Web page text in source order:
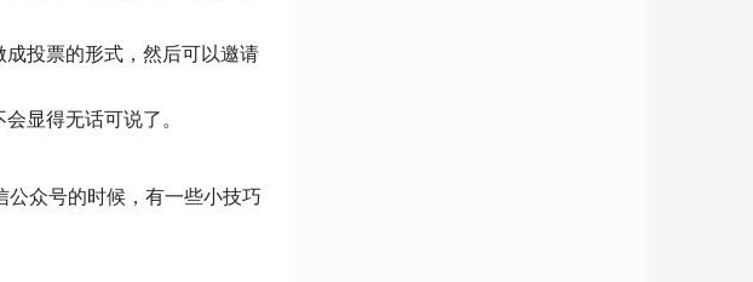
投票的形式，然后可以邀请
显得无话可说了。
众号的时候，有一些小技巧